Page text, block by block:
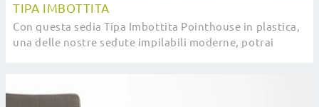
TIPA IMBOTTITA
Con questa sedia Tipa Imbottita Pointhouse in plastica,
una delle nostre sedute impilabili moderne, potrai